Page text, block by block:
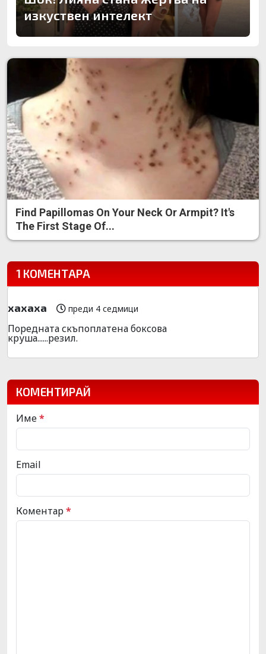
изкуствен интелект
Find Papillomas On Your Neck Or Armpit? It's
The First Stage Of...
1 КОМЕНТАРА
хахаха преди 4 седмици
Поредната скъпоплатена боксова
круша......резил.
КОМЕНТИРАЙ
Име*
Email
Коментар*